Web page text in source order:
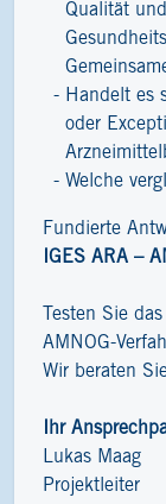
Qualität
Handelt es
oder
Welche
Fundierte
IGES ARA –
Testen Sie
AMNOG-
Wir beraten
Ihr
Lukas Maag
Projektleiter